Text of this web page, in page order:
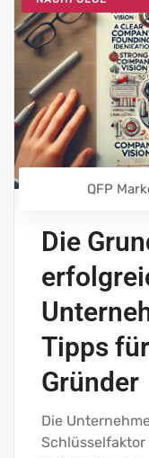
QFP
Die
Tipps
Gründer
Die